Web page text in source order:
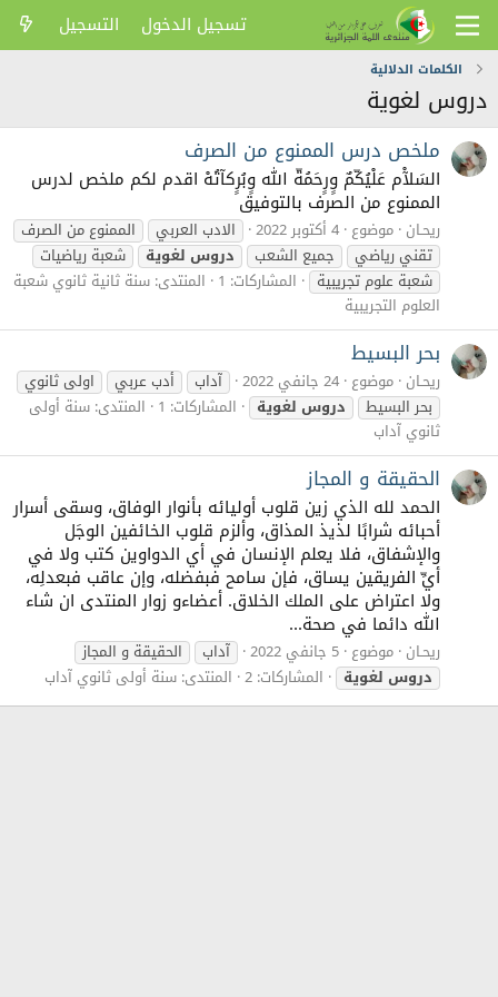
تسجيل الدخول التسجيل
الكلمات الدلالية
دروس لغوية
ملخص درس الممنوع من الصرف
السَلآْم عَلْيُكّمٌ وٍرٍحَمُةّ الله وٍبُرٍكآتُهْ اقدم لكم ملخص لدرس
الممنوع من الصرف بالتوفيق
ريحـان موضوع 4 أكتوبر 2022 الادب العربي
الممنوع من الصرف
تقني رياضي
جميع الشعب دروسلغوية
شعبة رياضيات
شعبة علوم تجريبية
المشاركات: 1 المنتدى: سنة ثانية ثانوي شعبة
العلوم التجريبية
بحر البسيط
ريحـان موضوع 24 جانفي 2022 آداب أدب عربي
اولى ثانوي
بحر البسيط
دروسلغوية المشاركات: 1 المنتدى: سنة أولى
ثانوي آداب
الحقيقة و المجاز
الحمد لله الذي زين قلوب أوليائه بأنوار الوفاق، وسقى أسرار
أحبائه شرابًا لذيذ المذاق، وألزم قلوب الخائفين الوجَل
والإشفاق، فلا يعلم الإنسان في أي الدواوين كتب ولا في
أيِّ الفريقين يساق، فإن سامح فبفضله، وإن عاقب فبعدلِه،
ولا اعتراض على الملك الخلاق. أعضاءو زوار المنتدى ان شاء
الله دائما في صحة...
ريحـان موضوع 5 جانفي 2022 آداب
الحقيقة و المجاز
دروسلغوية المشاركات: 2 المنتدى: سنة أولى ثانوي آداب